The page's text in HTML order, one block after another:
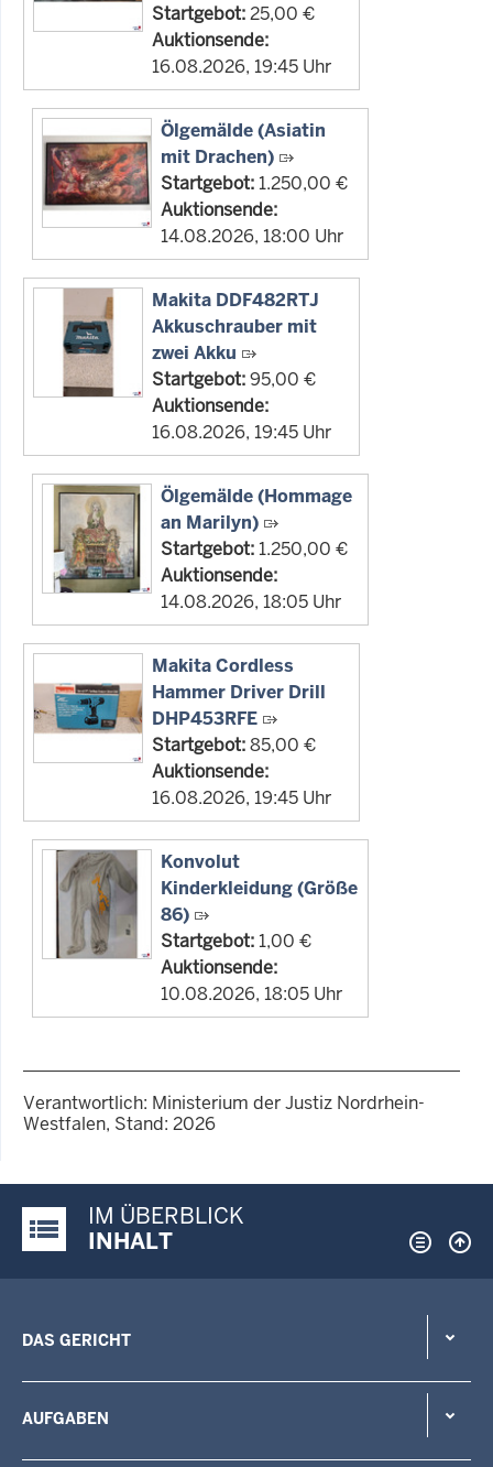
Startgebot:25,00 €
Auktionsende:
16.08.2026, 19:45 Uhr
Ölgemälde (Asiatin
mit Drachen)
Startgebot:1.250,00 €
Auktionsende:
14.08.2026, 18:00 Uhr
Makita DDF482RTJ
Akkuschrauber mit
zwei Akku
Startgebot:95,00 €
Auktionsende:
16.08.2026, 19:45 Uhr
Ölgemälde (Hommage
an Marilyn)
Startgebot:1.250,00 €
Auktionsende:
14.08.2026, 18:05 Uhr
Makita Cordless
Hammer Driver Drill
DHP453RFE
Startgebot:85,00 €
Auktionsende:
16.08.2026, 19:45 Uhr
Konvolut
Kinderkleidung (Größe
86)
Startgebot:1,00 €
Auktionsende:
10.08.2026, 18:05 Uhr
Verantwortlich: Ministerium der Justiz Nordrhein-
Westfalen, Stand: 2026
Justiz-Portal im Überblick:
IM ÜBERBLICK
INHALT
DAS GERICHT
AUFGABEN